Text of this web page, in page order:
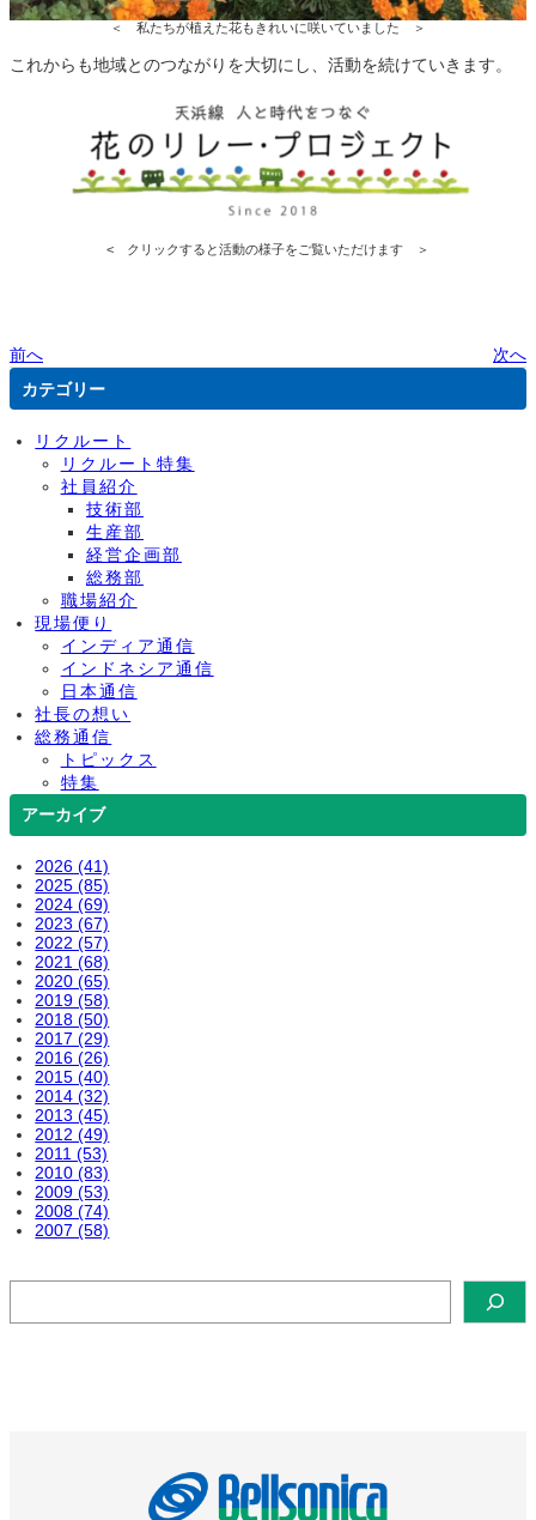
＜ 私たちが植えた花もきれいに咲いていました ＞
これからも地域とのつながりを大切にし、活動を続けていきます。
< クリックすると活動の様子をご覧いただけます ＞
前へ
次へ
カテゴリー
リクルート
リクルート特集
社員紹介
技術部
生産部
経営企画部
総務部
職場紹介
現場便り
インディア通信
インドネシア通信
日本通信
社長の想い
総務通信
トピックス
特集
アーカイブ
2026 (41)
2025 (85)
2024 (69)
2023 (67)
2022 (57)
2021 (68)
2020 (65)
2019 (58)
2018 (50)
2017 (29)
2016 (26)
2015 (40)
2014 (32)
2013 (45)
2012 (49)
2011 (53)
2010 (83)
2009 (53)
2008 (74)
2007 (58)